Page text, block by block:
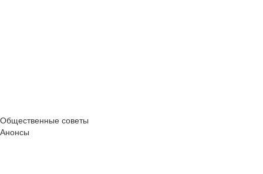
Общественные советы
Анонсы